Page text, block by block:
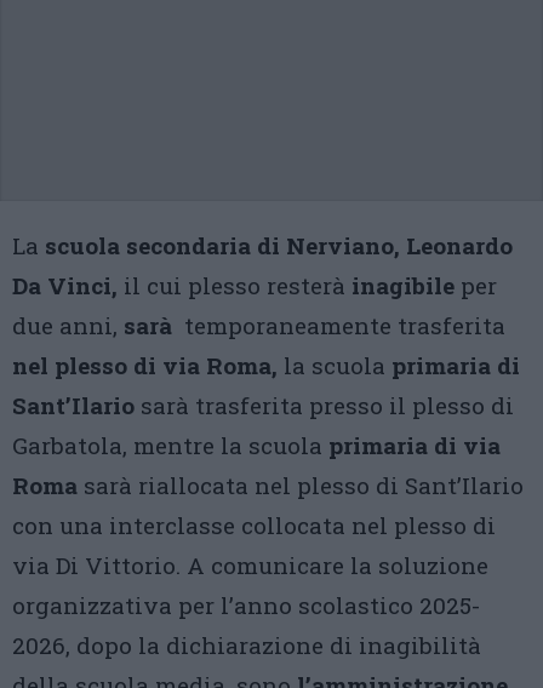
La scuola secondaria di Nerviano, Leonardo
Da Vinci, il cui plesso resterà inagibile per
due anni, sarà temporaneamente trasferita
nel plesso di via Roma, la scuola primaria di
Sant’Ilario sarà trasferita presso il plesso di
Garbatola, mentre la scuola primaria di via
Roma sarà riallocata nel plesso di Sant’Ilario
con una interclasse collocata nel plesso di
via Di Vittorio. A comunicare la soluzione
organizzativa per l’anno scolastico 2025-
2026, dopo la dichiarazione di inagibilità